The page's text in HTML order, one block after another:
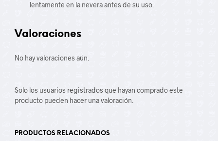
lentamente en la nevera antes de su uso.
Valoraciones
No hay valoraciones aún.
Solo los usuarios registrados que hayan comprado este
producto pueden hacer una valoración.
PRODUCTOS RELACIONADOS